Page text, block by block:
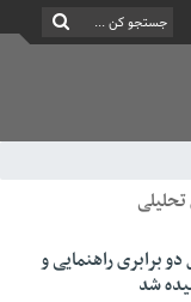
برابری راهنمایی و
شد